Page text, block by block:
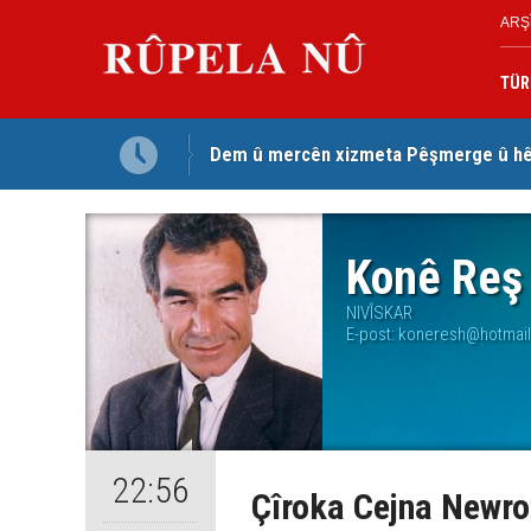
Dem û mercên xizmeta Pêşmerge û
Konê Reş
NIVÎSKAR
E-post:
22:56 Çîroka Cejna